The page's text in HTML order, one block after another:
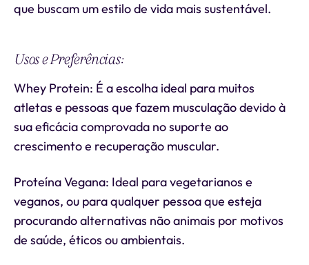
que buscam um estilo de vida mais sustentável.
Usos e Preferências:
Whey Protein: É a escolha ideal para muitos
atletas e pessoas que fazem musculação devido à
sua eficácia comprovada no suporte ao
crescimento e recuperação muscular.
Proteína Vegana: Ideal para vegetarianos e
veganos, ou para qualquer pessoa que esteja
procurando alternativas não animais por motivos
de saúde, éticos ou ambientais.